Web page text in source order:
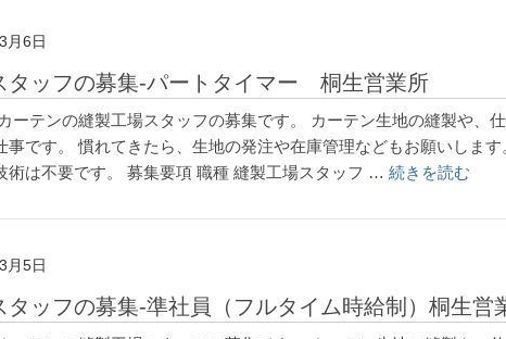
月6日
スタッフの募集-パートタイマー 桐生営業所
ーテンの縫製工場スタッフの募集です。 カーテン生地の縫製や、
事です。 慣れてきたら、生地の発注や在庫管理などもお願いします
術は不要です。 募集要項 職種 縫製工場スタッフ … 続きを読む
月5日
スタッフの募集-準社員（フルタイム時給制）桐生営